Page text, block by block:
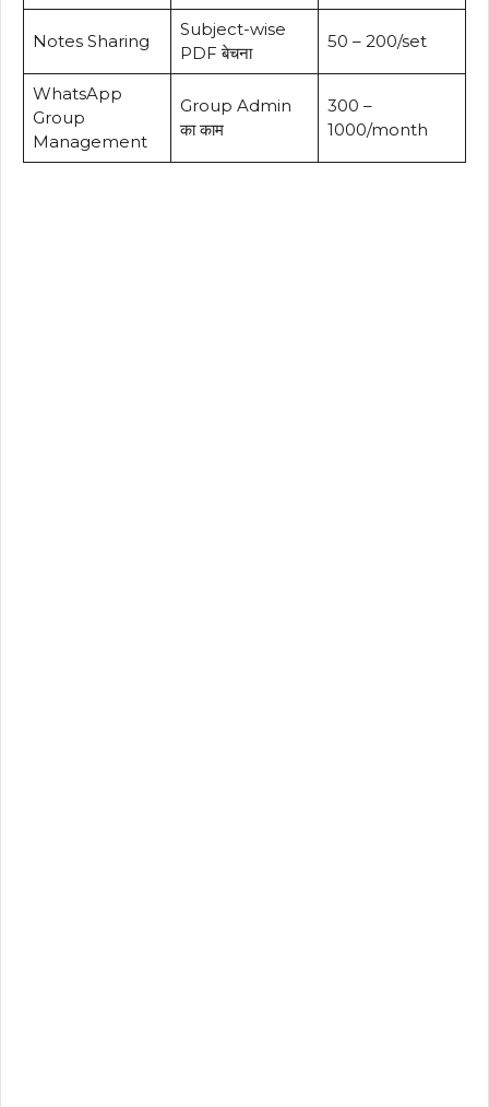
Notes Sharing
Subject-wise
PDF बेचना
₹50 – ₹200/set
WhatsApp
Group
Management
Group Admin
का काम
₹300 –
₹1000/month